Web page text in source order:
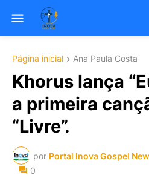
Página inicial Ana Paula Costa
Khorus lança
a primeira
“Livre”.
por Portal Inova Gospel
0